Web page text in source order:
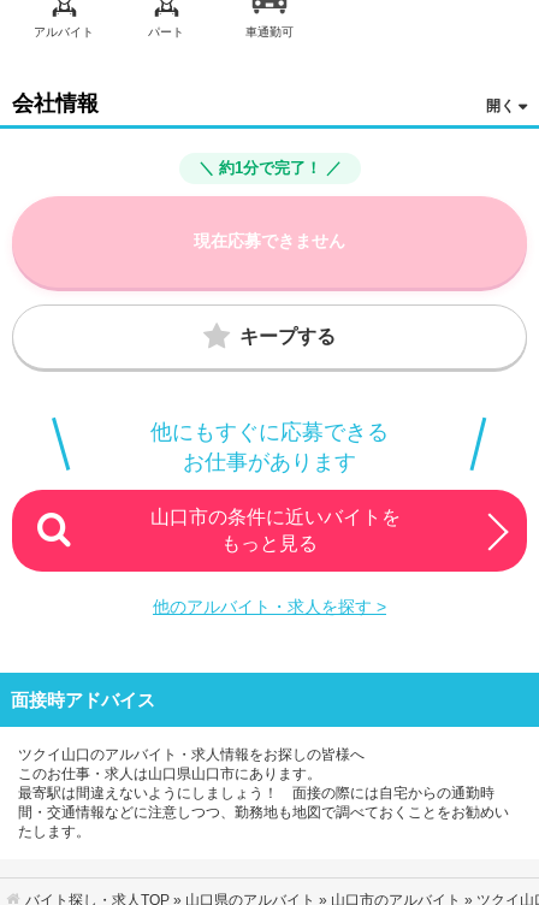
アルバイト パート 車通勤可
会社情報
＼ 約1分で完了！ ／
現在応募できません
キープする
他にもすぐに応募できる
お仕事があります
山口市の条件に近いバイトを
もっと見る
他のアルバイト・求人を探す >
面接時アドバイス
ツクイ山口のアルバイト・求人情報をお探しの皆様へ
このお仕事・求人は山口県山口市にあります。
最寄駅は間違えないようにしましょう！ 面接の際には自宅からの通勤時
間・交通情報などに注意しつつ、勤務地も地図で調べておくことをお勧めい
たします。
バイト探し・求人TOP » 山口県のアルバイト » 山口市のアルバイト » ツクイ山